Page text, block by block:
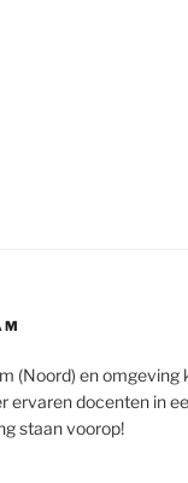
(Noord) en omgeving
ervaren docenten in
staan voorop!